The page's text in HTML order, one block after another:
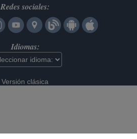
Redes sociales:
Idiomas:
Versión clásica